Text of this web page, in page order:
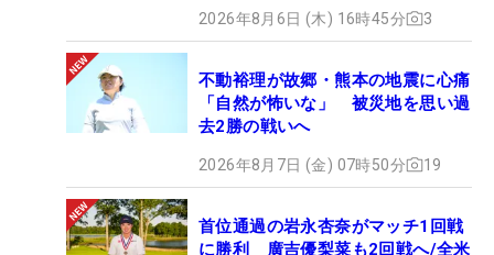
2026年8月6日 (木) 16時45分 3
不動裕理が故郷・熊本の地震に心痛
「自然が怖いな」 被災地を思い過
去2勝の戦いへ
2026年8月7日 (金) 07時50分 19
首位通過の岩永杏奈がマッチ1回戦
に勝利 廣吉優梨菜も2回戦へ/全米